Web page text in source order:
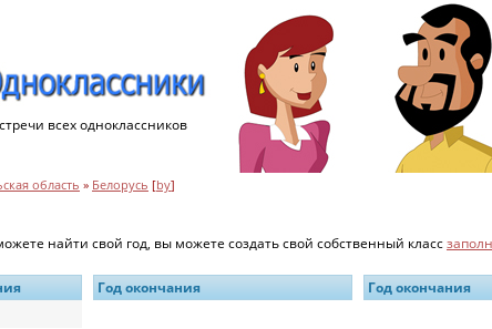
всех одноклассников
область » Белорусь [by]
найти свой год, вы можете создать свой собственный класс
Год окончания
Год окончания